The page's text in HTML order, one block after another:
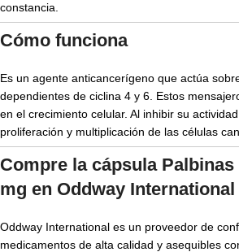
constancia.
Cómo funciona
Es un agente anticancerígeno que actúa
dependientes de ciclina 4 y 6. Estos
en el crecimiento celular. Al inhibir su
proliferación y multiplicación de las células
Compre la cápsula Palbinas
mg en Oddway International
Oddway International es un proveedor de
medicamentos de alta calidad y asequibles